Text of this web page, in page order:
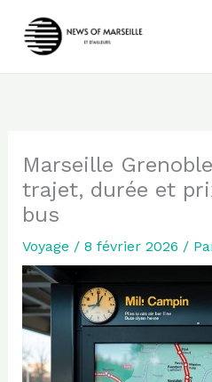
Marseille
trajet, durée et
bus
Voyage / 8 février 2026 /